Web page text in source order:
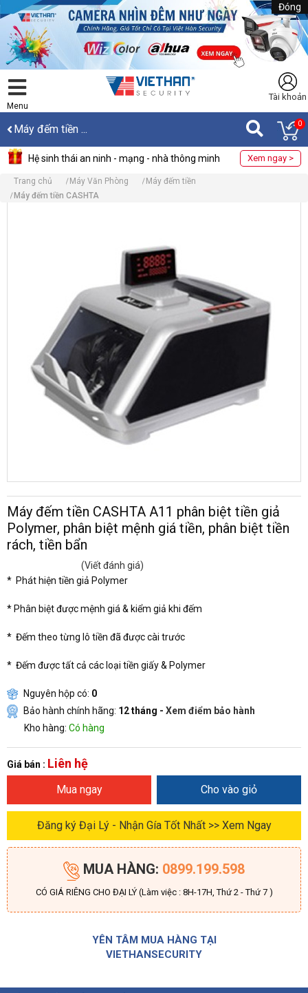
Đóng
Menu
Tài khoản
Máy đếm tiền ... 0
Hệ sinh thái an ninh - mạng - nhà thông minh Xem ngay >
Trang chủ Máy Văn Phòng
Máy đếm tiền
Máy đếm tiền CASHTA
Máy đếm tiền CASHTA A11 phân biệt tiền giả
Polymer, phân biệt mệnh giá tiền, phân biệt tiền
rách, tiền bẩn
(Viết đánh giá)
* Phát hiện tiền giả Polymer
* Phân biệt được mệnh giá & kiểm giả khi đếm
* Đếm theo từng lô tiền đã được cài trước
* Đếm được tất cả các loại tiền giấy & Polymer
Nguyên hộp có: 0
Bảo hành chính hãng: 12 tháng - Xem điểm bảo hành
Kho hàng: Có hàng
Giá bán : Liên hệ
Mua ngay Cho vào giỏ
Đăng ký Đại Lý - Nhận Gía Tốt Nhất >> Xem Ngay
MUA HÀNG: 0899.199.598
CÓ GIÁ RIÊNG CHO ĐẠI LÝ (Làm việc : 8H-17H, Thứ 2 - Thứ 7 )
YÊN TÂM MUA HÀNG TẠI
VIETHANSECURITY